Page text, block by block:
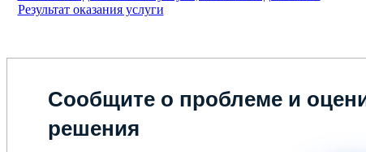
Результат оказания услуги
Сообщите о проблеме и
решения